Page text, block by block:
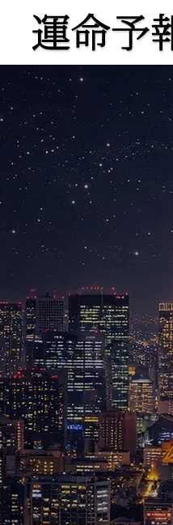
運命
運命予報占いとは
記事
ブログ
スポーツ